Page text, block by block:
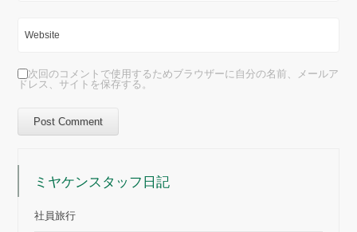
次回のコメントで使用するためブラウザーに自分の名前、メールア
ドレス、サイトを保存する。
ミヤケンスタッフ日記
社員旅行